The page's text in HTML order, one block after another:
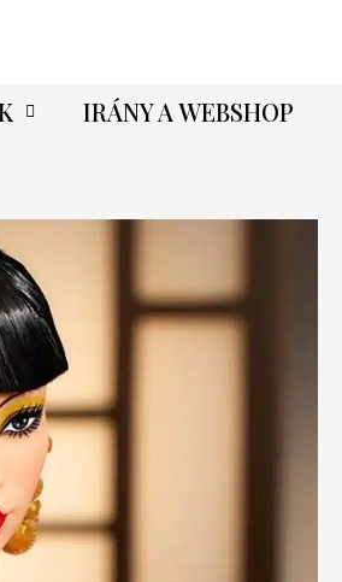
IRÁNY A WEBSHOP